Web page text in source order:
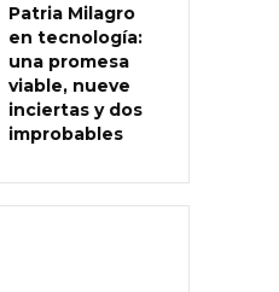
Patria Milagro
en tecnología:
una promesa
viable, nueve
inciertas y dos
improbables